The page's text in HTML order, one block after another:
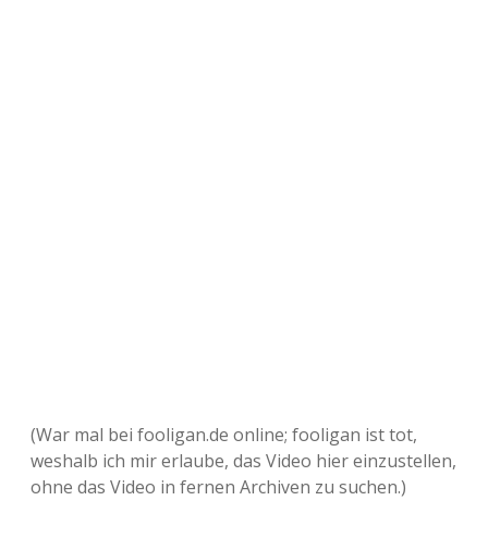
(War mal bei fooligan.de online; fooligan ist tot,
weshalb ich mir erlaube, das Video hier einzustellen,
ohne das Video in fernen Archiven zu suchen.)